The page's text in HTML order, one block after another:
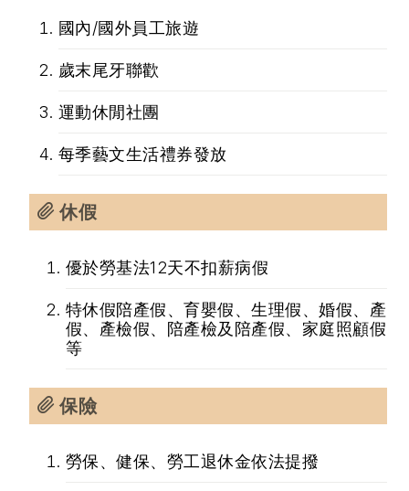
國內/國外員工旅遊
歲末尾牙聯歡
運動休閒社團
每季藝文生活禮券發放
休假
優於勞基法12天不扣薪病假
特休假陪產假、育嬰假、生理假、婚假、產
假、產檢假、陪產檢及陪產假、家庭照顧假
等
保險
勞保、健保、勞工退休金依法提撥